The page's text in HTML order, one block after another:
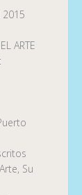
ARTE
Su